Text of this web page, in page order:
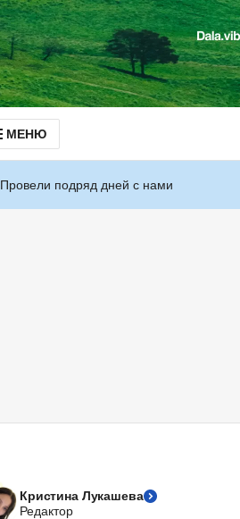
МЕНЮ
Провели подряд дней с нами
Кристина Лукашева
Редактор